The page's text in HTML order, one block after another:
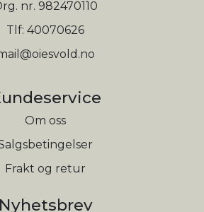
nr. 982470110
Tlf: 40070626
Om oss
Frakt og retur
Nyhetsbrev